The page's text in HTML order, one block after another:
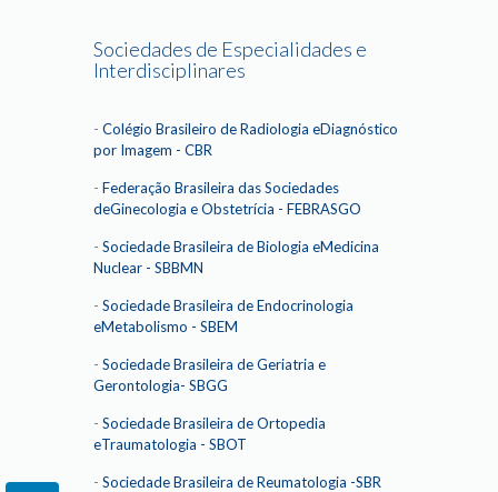
Sociedades de Especialidades e
Interdisciplinares
- Colégio Brasileiro de Radiologia eDiagnóstico
por Imagem - CBR
- Federação Brasileira das Sociedades
deGinecologia e Obstetrícia - FEBRASGO
- Sociedade Brasileira de Biologia eMedicina
Nuclear - SBBMN
- Sociedade Brasileira de Endocrinologia
eMetabolismo - SBEM
- Sociedade Brasileira de Geriatria e
Gerontologia- SBGG
- Sociedade Brasileira de Ortopedia
eTraumatologia - SBOT
- Sociedade Brasileira de Reumatologia -SBR